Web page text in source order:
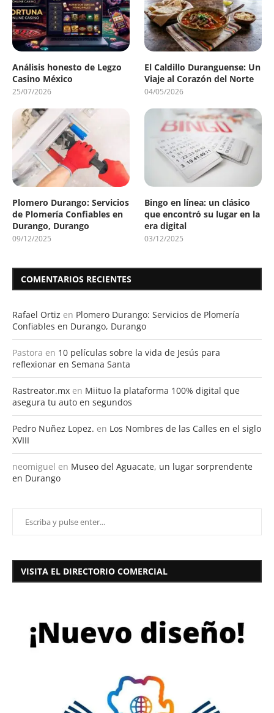
Análisis honesto de Legzo
Casino México
25/07/2026
El Caldillo Duranguense: Un
Viaje al Corazón del Norte
04/05/2026
Plomero Durango: Servicios
de Plomería Confiables en
Durango, Durango
09/12/2025
Bingo en línea: un clásico
que encontró su lugar en la
era digital
03/12/2025
COMENTARIOS RECIENTES
Rafael Ortiz en Plomero Durango: Servicios de Plomería
Confiables en Durango, Durango
Pastora en 10 películas sobre la vida de Jesús para
reflexionar en Semana Santa
Rastreator.mx en Miituo la plataforma 100% digital que
asegura tu auto en segundos
Pedro Nuñez Lopez. en Los Nombres de las Calles en el siglo
XVIII
neomiguel en Museo del Aguacate, un lugar sorprendente
en Durango
VISITA EL DIRECTORIO COMERCIAL